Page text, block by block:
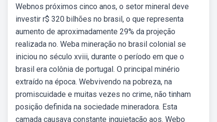
Webnos próximos cinco anos, o setor mineral deve
investir r$ 320 bilhões no brasil, o que representa
aumento de aproximadamente 29% da projeção
realizada no. Weba mineração no brasil colonial se
iniciou no século xviii, durante o período em que o
brasil era colônia de portugal. O principal minério
extraído na época. Webvivendo na pobreza, na
promiscuidade e muitas vezes no crime, não tinham
posição definida na sociedade mineradora. Esta
camada causava constante inquietação aos. Webo